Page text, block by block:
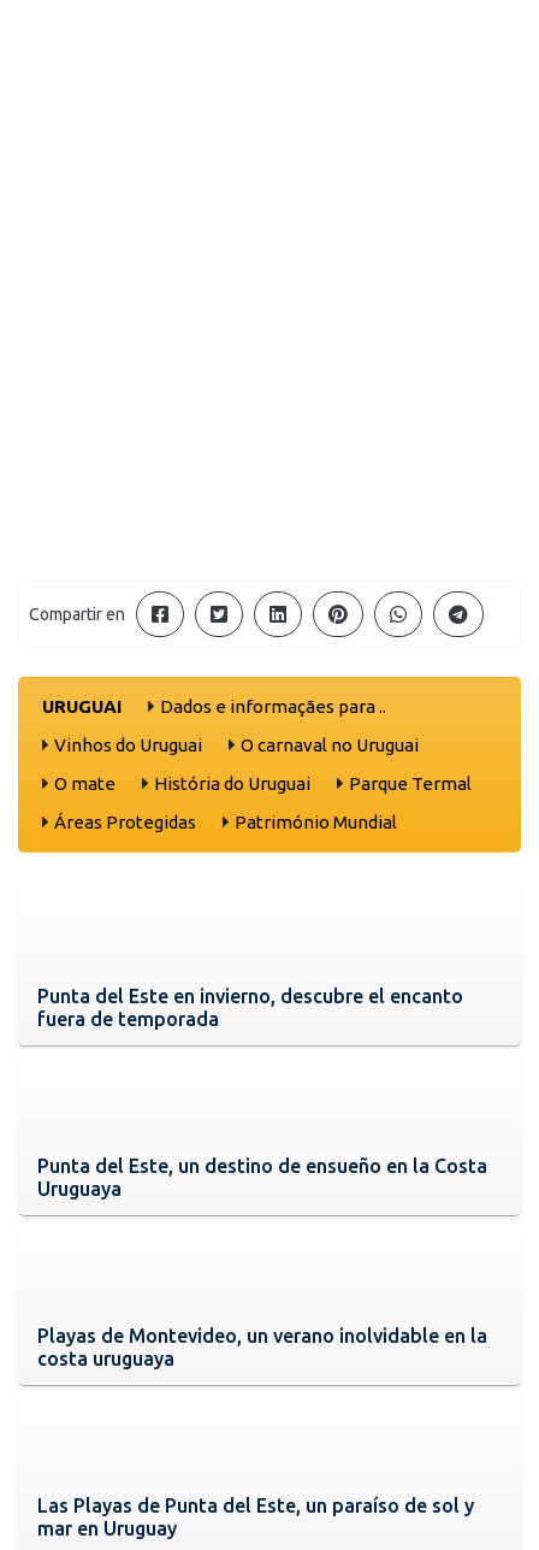
Compartir en
URUGUAI
Dados e informaçães para ..
Vinhos do Uruguai
O carnaval no Uruguai
O mate
História do Uruguai
Parque Termal
Áreas Protegidas
Património Mundial
Punta del Este en invierno, descubre el encanto
fuera de temporada
Punta del Este, un destino de ensueño en la Costa
Uruguaya
Playas de Montevideo, un verano inolvidable en la
costa uruguaya
Las Playas de Punta del Este, un paraíso de sol y
mar en Uruguay